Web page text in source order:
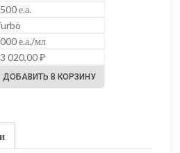
е.а.
е.а./мл
020,00₽
ДОБАВИТЬ В КОРЗИНУ